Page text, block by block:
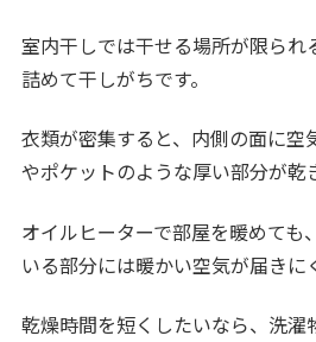
室内干しでは干せる場所が限られ
詰めて干しがちです。
衣類が密集すると、内側の面に空
やポケットのような厚い部分が乾
オイルヒーターで部屋を暖めても
いる部分には暖かい空気が届きに
乾燥時間を短くしたいなら、洗濯